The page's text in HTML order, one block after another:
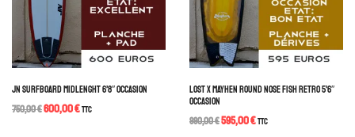
JN SURFBOARD MIDLENGHT 6’8″ OCCASION
750,00€600,00€TTC
LOST X MAYHEN ROUND NOSE FISH RETRO 5’6″
OCCASION
990,00€595,00€TTC